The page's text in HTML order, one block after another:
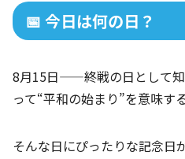
📅 今日は何の日？
8月15日——終戦の日として
って“平和の始まり”を意味
そんな日にぴったりな記念日